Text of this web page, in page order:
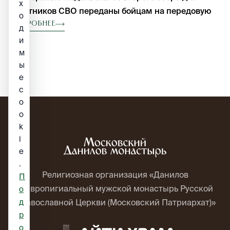
участников СВО переданы бойцам на передовую
Подробнее
Религиозная организация «Данилов
ставропигиальный мужской монастырь Русской
Православной Церкви (Московский Патриархат)»
х
о
д
и
м
ы
е
c
o
o
k
i
e
.
П
о
д
р
о